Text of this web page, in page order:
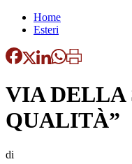
Home
Esteri
VIA DELLA
QUALITÀ”
di